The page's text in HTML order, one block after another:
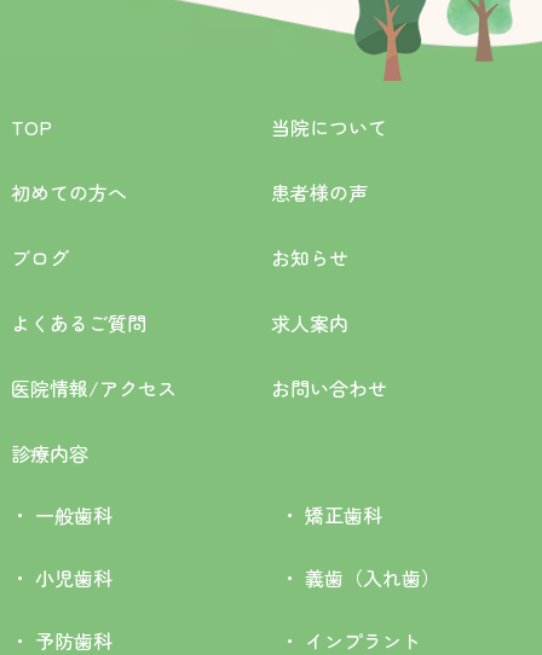
TOP 当院について
初めての方へ 患者様の声
ブログ お知らせ
よくあるご質問 求人案内
医院情報/アクセス お問い合わせ
診療内容
一般歯科
小児歯科
予防歯科
矯正歯科
義歯（入れ歯）
インプラント